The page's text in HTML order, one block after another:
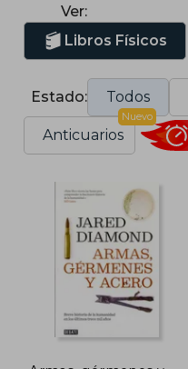
Ver:
Libros Físicos
Estado: Todos
Anticuarios
Nuevo